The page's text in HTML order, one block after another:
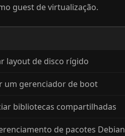
guest de virtualização.
layout de disco rígido
um gerenciador de boot
bibliotecas compartilhadas
de pacotes Debian